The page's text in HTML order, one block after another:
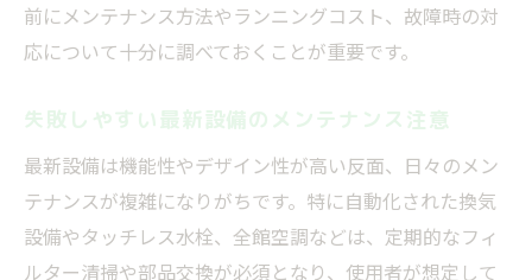
前にメンテナンス方法やランニングコスト、故障時の対
応について十分に調べておくことが重要です。
失敗しやすい最新設備のメンテナンス注意
最新設備は機能性やデザイン性が高い反面、日々のメン
テナンスが複雑になりがちです。特に自動化された換気
設備やタッチレス水栓、全館空調などは、定期的なフィ
ルター清掃や部品交換が必須となり、使用者が想定して